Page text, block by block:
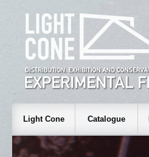
Light Cone Catalogue